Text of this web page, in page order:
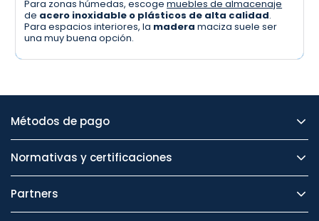
Para zonas húmedas, escogemuebles de almacenaje
de acero inoxidable o plásticos de alta calidad.
Para espacios interiores, la madera maciza suele ser
una muy buena opción.
Métodos de pago
Normativas y certificaciones
Partners